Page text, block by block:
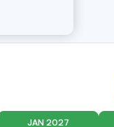
JAN 2027